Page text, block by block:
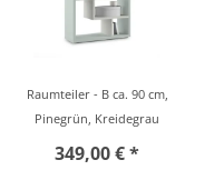
Raumteiler - B ca. 90 cm,
Pinegrün, Kreidegrau
349,00 € *